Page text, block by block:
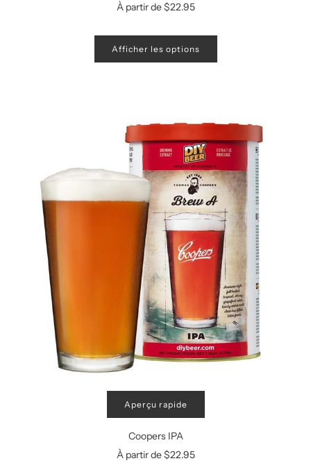
À partir de$22.95
Afficher les options
Aperçu rapide
Coopers IPA
À partir de$22.95